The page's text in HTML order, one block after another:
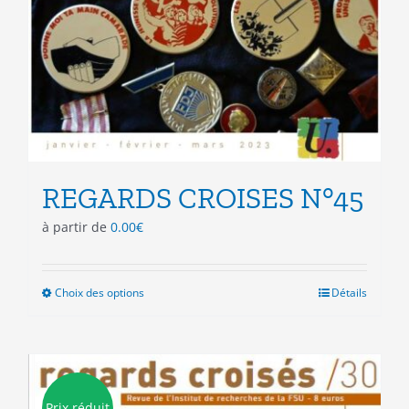
REGARDS CROISES N°45
à partir de 0.00€
Choix des optionsCe
variations.
Les
Détails